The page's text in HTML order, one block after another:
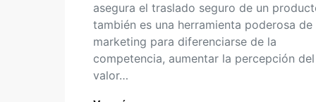
asegura el traslado seguro de un
también es una herramienta poderosa de
marketing para diferenciarse de la
competencia, aumentar la percepción del
valor…